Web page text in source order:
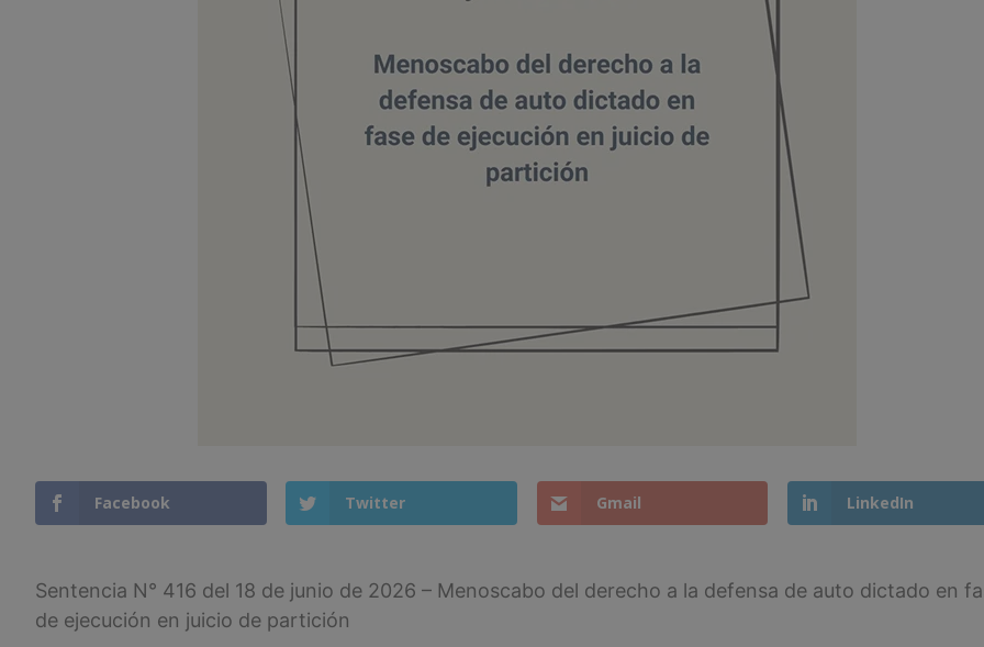
Facebook Twitter Gmail LinkedIn
Sentencia N° 416 del 18 de junio de 2026 – Menoscabo del derecho a la defensa de auto dictado en
de ejecución en juicio de partición